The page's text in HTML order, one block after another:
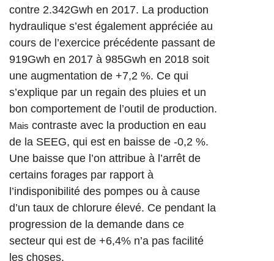
contre 2.342Gwh en 2017. La production
hydraulique s’est également appréciée au
cours de l’exercice précédente passant de
919Gwh en 2017 à 985Gwh en 2018 soit
une augmentation de +7,2 %. Ce qui
s’explique par un regain des pluies et un
bon comportement de l’outil de production.
Mais contraste avec la production en eau
de la SEEG, qui est en baisse de -0,2 %.
Une baisse que l’on attribue à l’arrêt de
certains forages par rapport à
l’indisponibilité des pompes ou à cause
d’un taux de chlorure élevé. Ce pendant la
progression de la demande dans ce
secteur qui est de +6,4% n’a pas facilité
les choses.